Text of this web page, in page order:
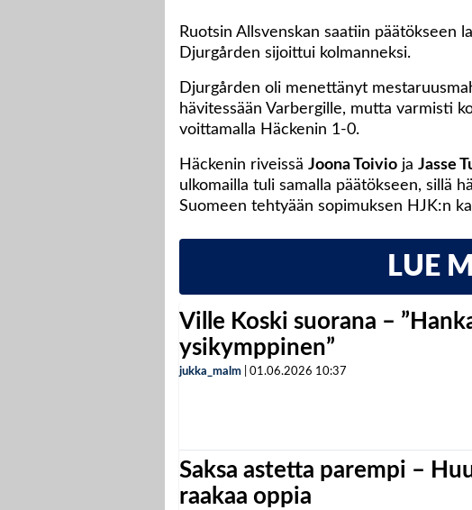
Ruotsin Allsvenskan saatiin päätökseen
Djurgården sijoittui kolmanneksi.
Djurgården oli menettänyt
hävitessään Varbergille, mutta varmisti
voittamalla Häckenin 1-0.
Häckenin riveissä Joona Toivio ja Jasse
ulkomailla tuli samalla päätökseen, sillä
Suomeen tehtyään sopimuksen HJK:n
LUE
Ville Koski suorana –
ysikymppinen”
jukka_malm 01.06.2026 10:37
Saksa astetta parempi –
raakaa oppia